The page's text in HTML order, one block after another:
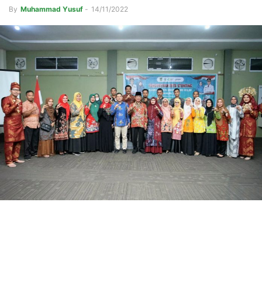
By Muhammad Yusuf - 14/11/2022